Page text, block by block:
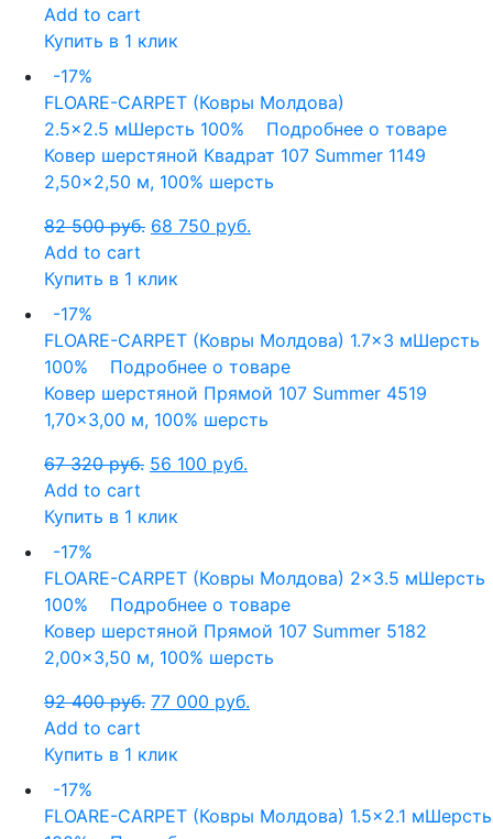
Add to cart
Купить в 1 клик
-17%
FLOARE-CARPET (Ковры Молдова)
2.5x2.5 мШерсть 100%
Подробнее о товаре
Ковер шерстяной Квадрат 107 Summer 1149
2,50×2,50 м, 100% шерсть
82 500руб. 68 750 руб.
Add to cart
Купить в 1 клик
-17%
FLOARE-CARPET (Ковры Молдова) 1.7x3 мШерсть
100%
Подробнее о товаре
Ковер шерстяной Прямой 107 Summer 4519
1,70×3,00 м, 100% шерсть
67 320руб. 56 100 руб.
Add to cart
Купить в 1 клик
-17%
FLOARE-CARPET (Ковры Молдова) 2x3.5 мШерсть
100%
Подробнее о товаре
Ковер шерстяной Прямой 107 Summer 5182
2,00×3,50 м, 100% шерсть
92 400руб. 77 000 руб.
Add to cart
Купить в 1 клик
-17%
FLOARE-CARPET (Ковры Молдова) 1.5x2.1 мШерсть